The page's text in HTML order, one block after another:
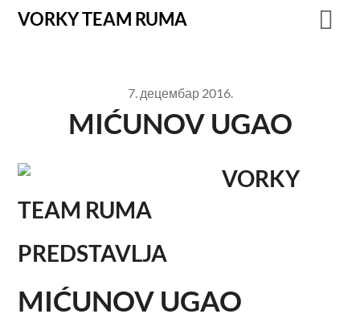
VORKY TEAM RUMA
7. децембар 2016.
MIĆUNOV UGAO
VORKY
TEAM RUMA
PREDSTAVLJA
MIĆUNOV UGAO